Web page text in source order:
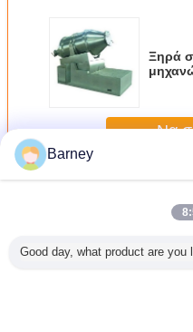
Ξηρά
Να
ΠερισσότεροιΜηχανή
Barney
Good day, what product are you